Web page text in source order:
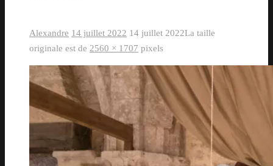
Alexandre 14 juillet 2022 14 juillet 2022La taille
originale est de 2560 × 1707 pixels